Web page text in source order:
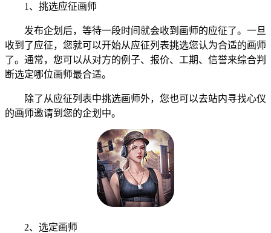
1、挑选应征画师
发布企划后，等待一段时间就会收到画师的应征了。一旦
收到了应征，您就可以开始从应征列表挑选您认为合适的画师
了。通常，您可以从对方的例子、报价、工期、信誉来综合判
断选定哪位画师最合适。
除了从应征列表中挑选画师外，您也可以去站内寻找心仪
的画师邀请到您的企划中。
2、选定画师